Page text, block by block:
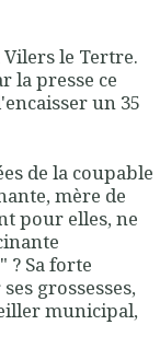
Vilers le Tertre.
la presse ce
un 35
de la coupable
mère de
pour elles, ne
Sa forte
grossesses,
municipal,